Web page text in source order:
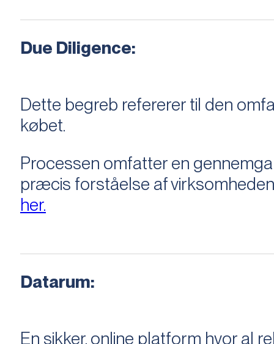
Due Diligence:
Dette begreb refererer til den
købet.
Processen omfatter en
præcis forståelse af
her.
Datarum:
En sikker, online platform hvor al